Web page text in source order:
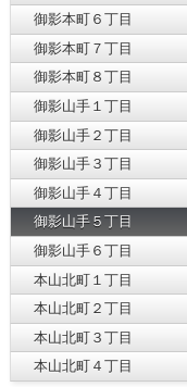
御影本町６丁目
御影本町７丁目
御影本町８丁目
御影山手１丁目
御影山手２丁目
御影山手３丁目
御影山手４丁目
御影山手５丁目
御影山手６丁目
本山北町１丁目
本山北町２丁目
本山北町３丁目
本山北町４丁目